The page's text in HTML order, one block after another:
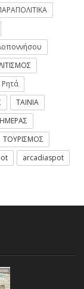
Ρητά
ΤΑΙΝΙΑ
ΤΟΥΡΙΣΜΟΣ
arcadiaspot